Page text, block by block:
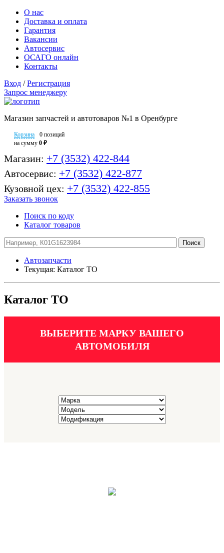
О нас
Доставка и оплата
Гарантия
Вакансии
Автосервис
ОСАГО онлайн
Контакты
Вход / Регистрация
Запрос менеджеру
Магазин запчастей и автотоваров №1 в Оренбурге
Корзина
0 позиций
на сумму 0 ₽
Магазин: +7 (3532) 422-844
Автосервис: +7 (3532) 422-877
Кузовной цех: +7 (3532) 422-855
Заказать звонок
Поиск по коду
Каталог товаров
Автозапчасти
Текущая: Каталог ТО
Каталог ТО
ВЫБЕРИТЕ МАРКУ ВАШЕГО
АВТОМОБИЛЯ